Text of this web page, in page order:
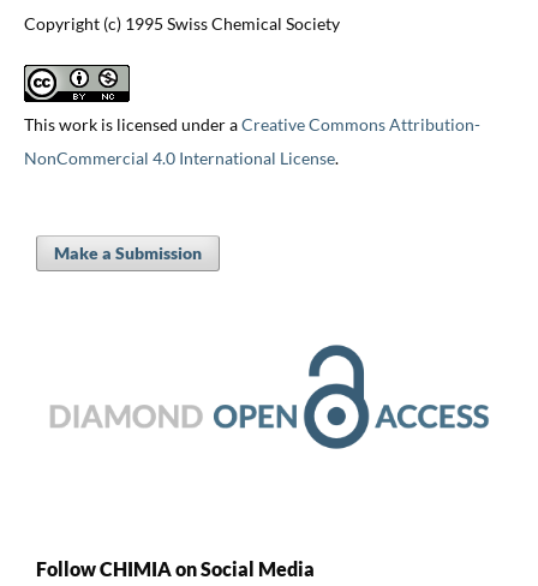
Copyright (c) 1995 Swiss Chemical Society
This work is licensed under aCreative Commons Attribution-
NonCommercial 4.0 International License.
Make a Submission
Follow CHIMIA on Social Media